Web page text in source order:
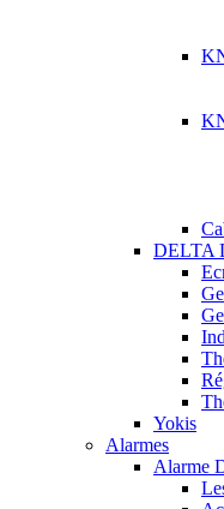
DELTA
Yokis
Alarmes
Alarme